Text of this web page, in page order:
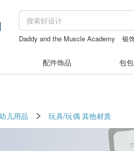
Daddy and the Muscle Academy
银
配件饰品 包
儿用品 玩具/玩偶 其他材质